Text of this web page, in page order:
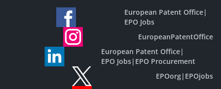
European Patent Office|
EPO Jobs
EuropeanPatentOffice
European Patent Office|
EPO Jobs| EPO Procurement
EPOorg| EPOjobs